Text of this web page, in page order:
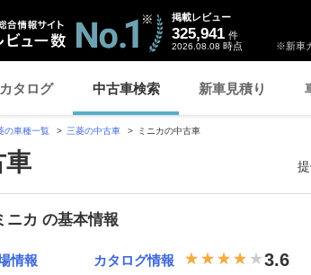
※新車
掲載レビュー
325,941 件
2026.08.08 時点
カタログ 中古車検索 新車見積り
の車種一覧 三菱の中古車 ミニカの中古車
車 提
ニカ の基本情報
情報 カタログ情報 3.6